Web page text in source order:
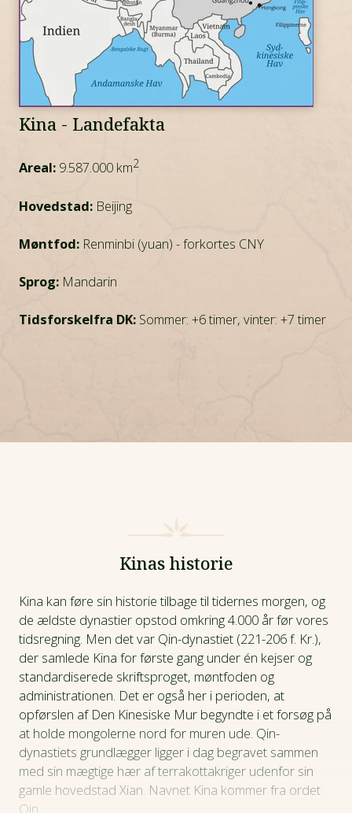
Kina - Landefakta
Areal: 9.587.000 km2
Hovedstad: Beijing
Møntfod: Renminbi (yuan) - forkortes CNY
Sprog: Mandarin
Tidsforskelfra DK: Sommer: +6 timer, vinter: +7 timer
Kinas historie
Kina kan føre sin historie tilbage til tidernes morgen, og
de ældste dynastier opstod omkring 4.000 år før vores
tidsregning. Men det var Qin-dynastiet (221-206 f. Kr.),
der samlede Kina for første gang under én kejser og
standardiserede skriftsproget, møntfoden og
administrationen. Det er også her i perioden, at
opførslen af Den Kinesiske Mur begyndte i et forsøg på
at holde mongolerne nord for muren ude. Qin-
dynastiets grundlægger ligger i dag begravet sammen
med sin mægtige hær af terrakottakriger udenfor sin
gamle hovedstad Xian. Navnet Kina kommer fra ordet
Qin.